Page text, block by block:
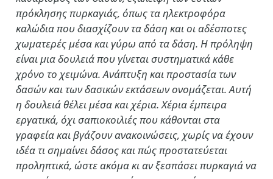
πρόκλησης πυρκαγιάς, όπως τα ηλεκτροφόρα
καλώδια που διασχίζουν τα δάση και οι αδέσποτες
χωματερές μέσα και γύρω από τα δάση. Η πρόληψη
είναι μια δουλειά που γίνεται συστηματικά κάθε
χρόνο το χειμώνα. Ανάπτυξη και προστασία των
δασών και των δασικών εκτάσεων ονομάζεται. Αυτή
η δουλειά θέλει μέσα και χέρια. Χέρια έμπειρα
εργατικά, όχι σαπιοκοιλιές που κάθονται στα
γραφεία και βγάζουν ανακοινώσεις, χωρίς να έχουν
ιδέα τι σημαίνει δάσος και πώς προστατεύεται
προληπτικά, ώστε ακόμα κι αν ξεσπάσει πυρκαγιά να